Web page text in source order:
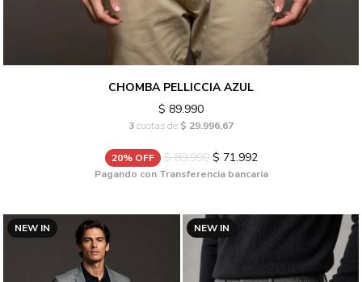
CHOMBA PELLICCIA AZUL
$ 89.990
3cuotas de $ 29.996,67
20% OFF $ 89.990$ 71.992
Pagando con Transferencia bancaria
NEW IN NEW IN